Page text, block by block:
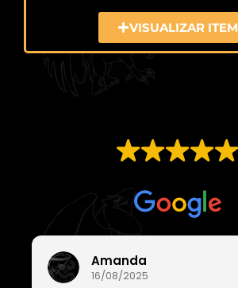
VISUALIZAR ITEM
Amanda
16/08/2025